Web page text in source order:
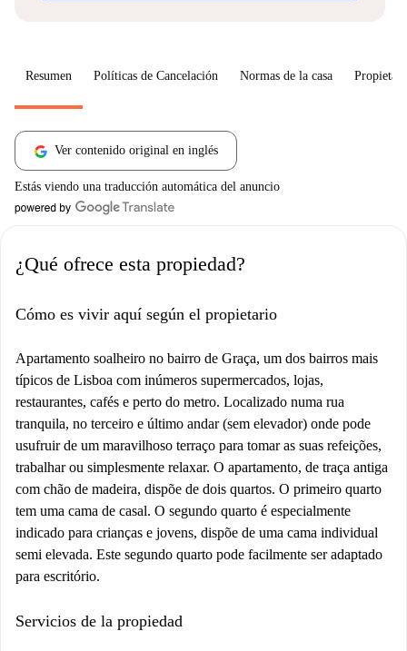
Resumen Políticas de Cancelación Normas de la casa
Ver contenido original en inglés
Estás viendo una traducción automática del anuncio
¿Qué ofrece esta propiedad?
Cómo es vivir aquí según el propietario
Apartamento soalheiro no bairro de Graça, um dos bairros mais
típicos de Lisboa com inúmeros supermercados, lojas,
restaurantes, cafés e perto do metro. Localizado numa rua
tranquila, no terceiro e último andar (sem elevador) onde pode
usufruir de um maravilhoso terraço para tomar as suas refeições,
trabalhar ou simplesmente relaxar. O apartamento, de traça antiga
com chão de madeira, dispõe de dois quartos. O primeiro quarto
tem uma cama de casal. O segundo quarto é especialmente
indicado para crianças e jovens, dispõe de uma cama individual
semi elevada. Este segundo quarto pode facilmente ser adaptado
para escritório.
Servicios de la propiedad